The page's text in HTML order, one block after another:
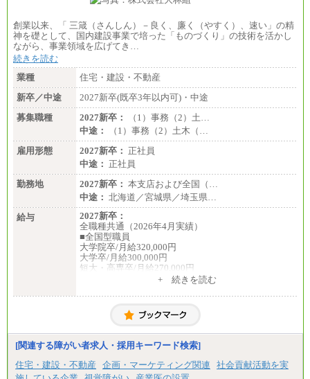
創業以来、「 三箴（さんしん）－良く、廉く（やすく）、速い」の精
神を礎として、国内建設事業で培った「ものづくり」の技術を活かし
ながら、事業領域を広げてき…
続きを読む
業種
住宅・建設・不動産
新卒／中途
2027新卒(既卒3年以内可)・中途
募集職種
2027新卒：
（1）事務（2）土…
中途：
（1）事務（2）土木（…
雇用形態
2027新卒： 正社員
中途： 正社員
勤務地
2027新卒： 本支店および全国（…
中途： 北海道／宮城県／埼玉県…
給与
2027新卒：
全職種共通（2026年4月実績）
■全国型職員
大学院卒/月給320,000円
大学卒/月給300,000円
短大・高専卒/月給270,000円
大学院卒/月給256,000円～288,000円
大学卒/月給240,000円～270,000円
短大・高専卒/月給216,000円～243,000円
■特定職員※
大学院卒/月給234,000円～263,000円
大学卒/月給219,000円～246,000円
短大・高専卒/月給197,000円～222,000円
+ 続きを読む
[関連する障がい者求人・採用キーワード検索]
住宅・建設・不動産
企画・マーケティング関連
社会貢献活動を実